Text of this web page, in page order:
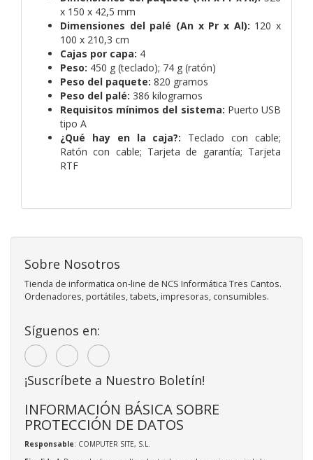
x 150 x 42,5 mm
Dimensiones del palé (An x Pr x Al): 120 x
100 x 210,3 cm
Cajas por capa: 4
Peso: 450 g (teclado); 74 g (ratón)
Peso del paquete: 820 gramos
Peso del palé: 386 kilogramos
Requisitos mínimos del sistema: Puerto USB
tipo A
¿Qué hay en la caja?: Teclado con cable;
Ratón con cable; Tarjeta de garantía; Tarjeta
RTF
Sobre Nosotros
Tienda de informatica on-line de NCS Informática Tres Cantos.
Ordenadores, portátiles, tabets, impresoras, consumibles.
Síguenos en:
¡Suscríbete a Nuestro Boletín!
INFORMACIÓN BÁSICA SOBRE
PROTECCIÓN DE DATOS
Responsable: COMPUTER SITE, S.L.